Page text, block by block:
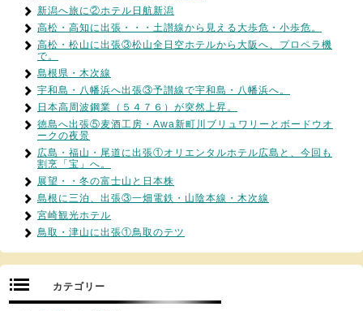
新潟へ旅に②ホテル日航新潟
高松・高知に出張・・・土讃線から見える大歩危・小歩危。
高松・松山に出張③松山全日空ホテルから大阪へ、プロペラ機
で。
島根県・木次線
宇和島・八幡浜へ出張③予讃線で宇和島・八幡浜へ。
日本高周波鋼業（５４７６）が突然上昇。
徳島へ出張⑤麦酒工房・Awa新町川ブリュワリーとボードウオ
ークの夜景
広島・福山・尾道に出張①オリエンタルホテル広島と、今回も
割烹「宝」へ。
展望・・冬の富士山と日本株
島根に三泊、出張③一畑電鉄・山陰本線・木次線
宮崎観光ホテル
鳥取・津山に出張①鳥取のテツ
カテゴリー